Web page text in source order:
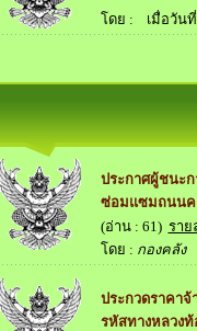
โดย : เมื่อวัน
ประกาศผู้ชนะก
ซ่อมแซมถนนค
(อ่าน : 61) ราย
โดย : กองคลัง
ประกวดราคา
รหัสทางหลวง